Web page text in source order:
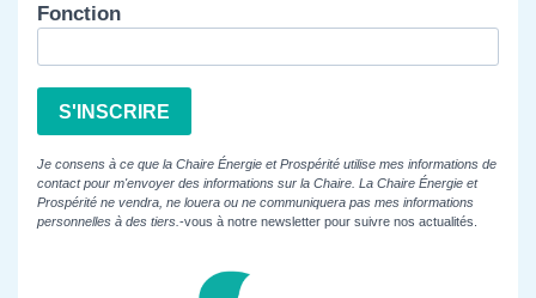
Fonction
S'INSCRIRE
Je consens à ce que la Chaire Énergie et Prospérité utilise mes informations de
contact pour m'envoyer des informations sur la Chaire. La Chaire Énergie et
Prospérité ne vendra, ne louera ou ne communiquera pas mes informations
personnelles à des tiers. -vous à notre newsletter pour suivre nos actualités.